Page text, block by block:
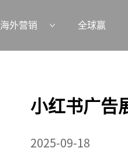
海外营销 全球赢
小红书广告
2025-09-18